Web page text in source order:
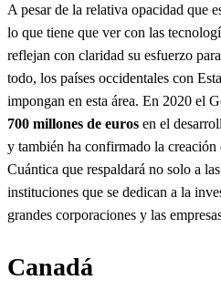
A pesar de la relativa opacidad que
lo que tiene que ver con las
reflejan con claridad su esfuerzo
todo, los países occidentales con
impongan en esta área. En 2020 el
700 millones de euros en el
y también ha confirmado la
Cuántica que respaldará no solo a
instituciones que se dedican a la
grandes corporaciones y las
Canadá